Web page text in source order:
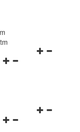
Navigationsmenü
Navigationsmenü